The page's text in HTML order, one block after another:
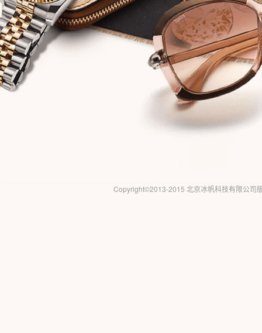
Copyright©2013-2015 北京冰帆科技有限公司